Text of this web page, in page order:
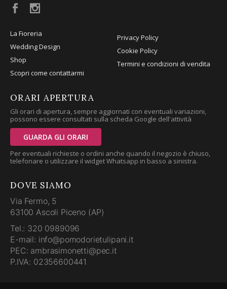
La Fioreria
Wedding Design
Shop
Scopri come contattarmi
Privacy Policy
Cookie Policy
Termini e condizioni di vendita
ORARI APERTURA
Gli orari di apertura, sempre aggiornati con eventuali variazioni,
possono essere consultati sulla scheda Google dell'attività
GUARDA GLI ORARI
Per eventuali richieste o ordini anche quando il negozio è chiuso,
telefonare o utilizzare il widget Whatsapp in basso a sinistra.
DOVE SIAMO
Via Fermo, 5
63100 Ascoli Piceno (AP)
Tel.: 320 0989096
E-mail: info@pomodorietulipani.it
PEC: ambrasimonetti@pec.it
P.IVA: 02356600441